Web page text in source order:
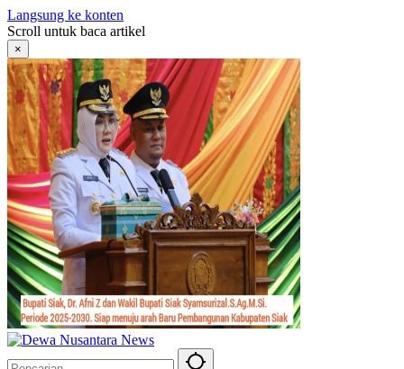
Langsung ke konten
Scroll untuk baca artikel
×